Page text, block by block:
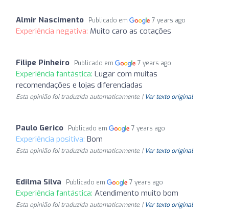
Almir Nascimento Publicado em 7 years ago
Experiência negativa: Muito caro as cotações
Filipe Pinheiro Publicado em 7 years ago
Experiência fantástica: Lugar com muitas
recomendações e lojas diferenciadas
Esta opinião foi traduzida automaticamente. | Ver texto original
Paulo Gerico Publicado em 7 years ago
Experiência positiva: Bom
Esta opinião foi traduzida automaticamente. | Ver texto original
Edilma Silva Publicado em 7 years ago
Experiência fantástica: Atendimento muito bom
Esta opinião foi traduzida automaticamente. | Ver texto original